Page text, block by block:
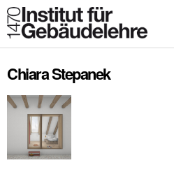
Chiara Stepanek